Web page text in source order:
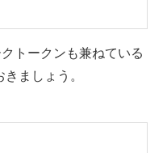
トークンも兼ねている
ましょう。